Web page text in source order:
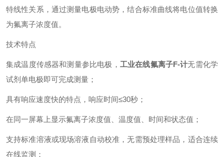
特线性关系，通过测量电极电动势，结合标准曲线将电位值转换
为氟离子浓度值。
技术特点
集成温度传感器和测量参比电极， 工业在线氟离子F-计无需化学
试剂单电极即可完成测量；
具有响应速度快的特点，响应时间≤30秒；
‌在同一屏幕上显示氟离子浓度值、温度值、时间和状态值；
支持标准溶液或现场溶液自动校准，无需预处理样品，适合连续
在线监测；